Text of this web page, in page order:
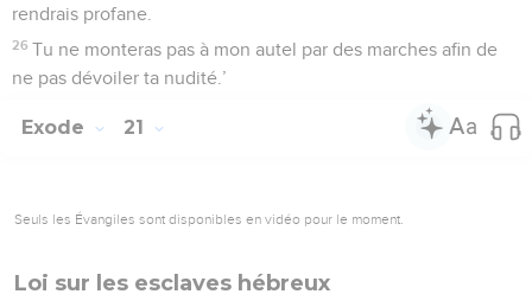
rendrais profane.
26 Tu ne monteras pas à mon autel par des marches afin de
ne pas dévoiler ta nudité.’
Exode 21
Seuls les Évangiles sont disponibles en vidéo pour le moment.
Loi sur les esclaves hébreux